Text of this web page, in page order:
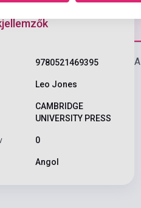
9780521469395
Leo Jones
CAMBRIDGE
UNIVERSITY PRESS
0
Angol